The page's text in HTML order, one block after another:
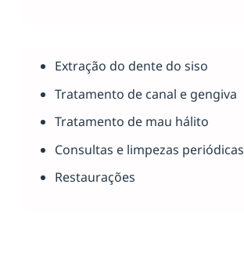
Extração do dente do siso
Tratamento de canal e gengiva
Tratamento de mau hálito
Consultas e limpezas periódicas
Restaurações